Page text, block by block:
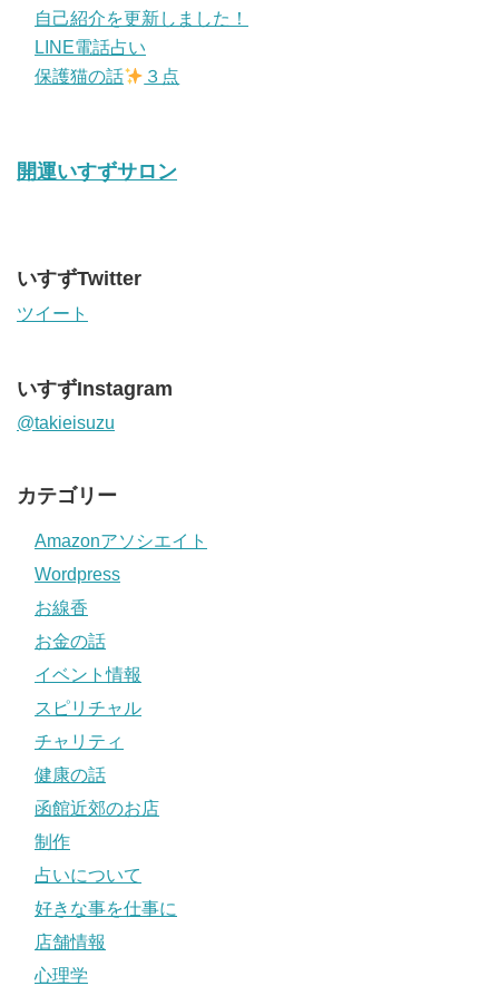
自己紹介を更新しました！
LINE電話占い
保護猫の話
３点
開運いすずサロン
いすずTwitter
ツイート
いすずInstagram
@takieisuzu
カテゴリー
Amazonアソシエイト
Wordpress
お線香
お金の話
イベント情報
スピリチャル
チャリティ
健康の話
函館近郊のお店
制作
占いについて
好きな事を仕事に
店舗情報
心理学